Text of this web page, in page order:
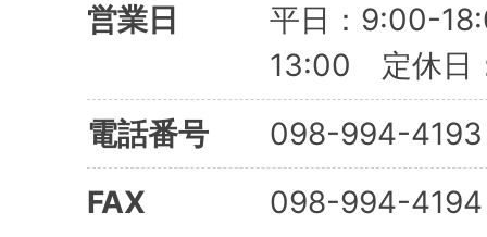
営業日
平日：9:00-
13:00 定休日
電話番号
098-994-4193
FAX
098-994-4194